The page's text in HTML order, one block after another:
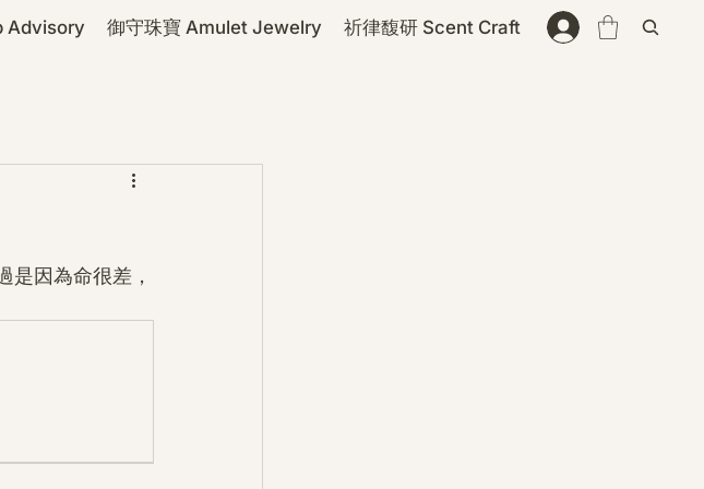
Advisory 御守珠寶 Amulet Jewelry 祈律馥研 Scent Craft
是因為命很差，